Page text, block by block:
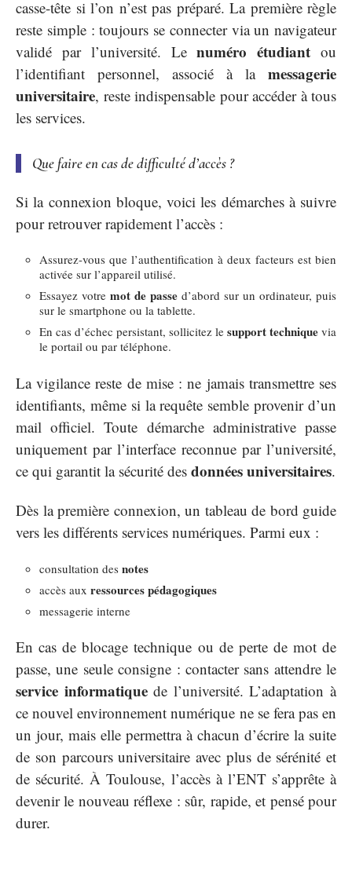
casse-tête si l’on n’est pas préparé. La première règle
reste simple : toujours se connecter via un navigateur
validé par l’université. Lenuméro étudiant ou
l’identifiant personnel, associé à la messagerie
universitaire, reste indispensable pour accéder à tous
les services.
Que faire en cas de difficulté d’accès ?
Si la connexion bloque, voici les démarches à suivre
pour retrouver rapidement l’accès :
Assurez-vous que l’authentification à deux facteurs est bien
activée sur l’appareil utilisé.
Essayez votre mot de passe d’abord sur un ordinateur, puis
sur le smartphone ou la tablette.
En cas d’échec persistant, sollicitez le support technique via
le portail ou par téléphone.
La vigilance reste de mise : ne jamais transmettre ses
identifiants, même si la requête semble provenir d’un
mail officiel. Toute démarche administrative passe
uniquement par l’interface reconnue par l’université,
ce qui garantit la sécurité des données universitaires.
Dès la première connexion, un tableau de bord guide
vers les différents services numériques. Parmi eux :
consultation des notes
accès aux ressources pédagogiques
messagerie interne
En cas de blocage technique ou de perte de mot de
passe, une seule consigne : contacter sans attendre le
service informatiquede l’université. L’adaptation à
ce nouvel environnement numérique ne se fera pas en
un jour, mais elle permettra à chacun d’écrire la suite
de son parcours universitaire avec plus de sérénité et
de sécurité. À Toulouse, l’accès à l’ENT s’apprête à
devenir le nouveau réflexe : sûr, rapide, et pensé pour
durer.